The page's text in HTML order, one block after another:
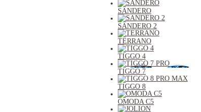
SANDERO
SANDERO 2
TERRANO
TIGGO 4
TIGGO 7
TIGGO 8
OMODA C5